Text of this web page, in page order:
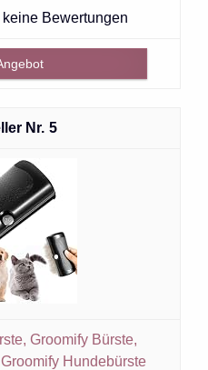
Bewertungen
5
Groomify Bürste,
Hundebürste